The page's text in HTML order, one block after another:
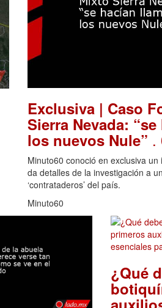
Exclusiva | Caso
Sierra Nevada:
los nuevos Nule” .
Minuto60 conoció en exclusiva
da detalles de la investigación a
‘contrataderos’ del país.
Minuto60
¿Qué